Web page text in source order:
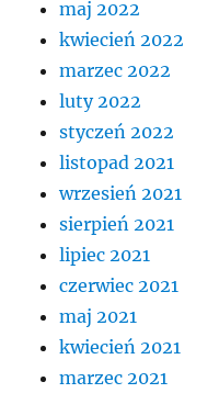
maj 2022
kwiecień 2022
marzec 2022
luty 2022
styczeń 2022
listopad 2021
wrzesień 2021
sierpień 2021
lipiec 2021
czerwiec 2021
maj 2021
kwiecień 2021
marzec 2021